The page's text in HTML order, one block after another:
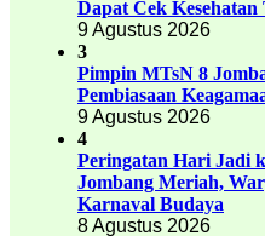
Dapat Cek Kesehatan
9 Agustus 2026
3
Pimpin MTsN 8
Pembiasaan
9 Agustus 2026
4
Peringatan Hari Jadi
Jombang Meriah,
Karnaval Budaya
8 Agustus 2026